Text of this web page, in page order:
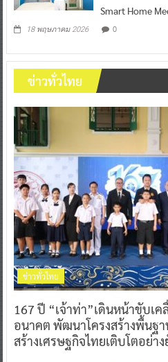
Smart Home
18 พฤษภาคม 2026 0
ข่าวทั่วไทย
ข่าวทั่วไทย
167 ปี “เจ้าท่า”เดินหน้าขับเ
อนาคต พัฒนาโครงสร้างพื้นฐ
สร้างเศรษฐกิจไทยเติบโตอย่า